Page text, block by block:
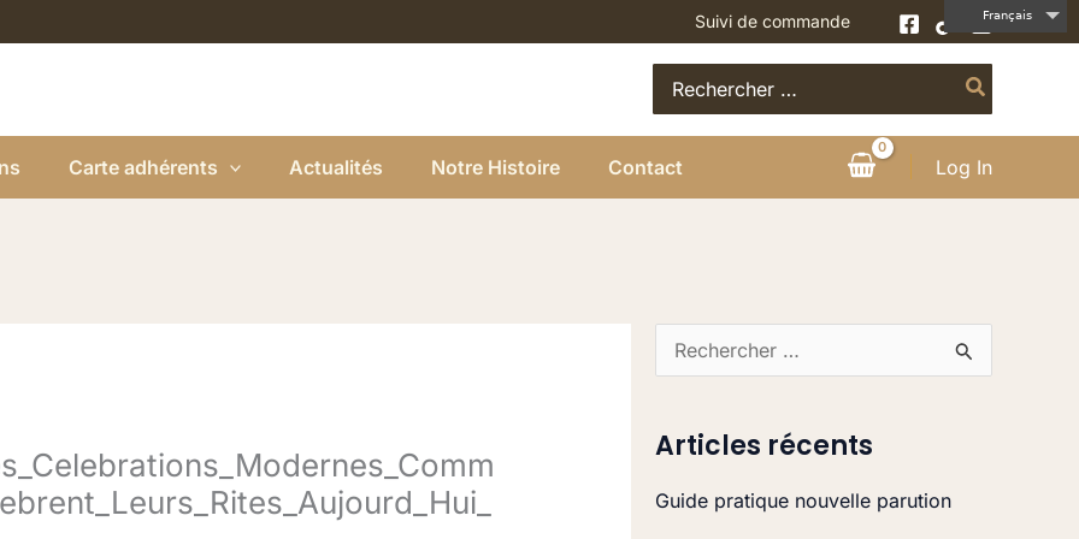
Français
Suivi de commande
for:
Carte adhérents Actualités Notre Histoire Contact Log In
c
e
Articles récents
Guide pratique nouvelle parution